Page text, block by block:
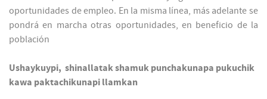
oportunidades de empleo. En la misma línea, más adelante se
pondrá en marcha otras oportunidades, en beneficio de la
población
Ushaykuypi, shinallatak shamuk punchakunapa pukuchik
kawa paktachikunapi llamkan